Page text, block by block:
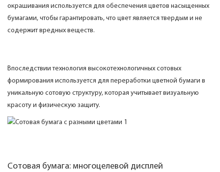
окрашивания используется для обеспечения цветов насыщенных
бумагами, чтобы гарантировать, что цвет является твердым и не
содержит вредных веществ.
Впоследствии технология высокотехнологичных сотовых
формирования используется для переработки цветной бумаги в
уникальную сотовую структуру, которая учитывает визуальную
красоту и физическую защиту.
Сотовая бумага: многоцелевой дисплей